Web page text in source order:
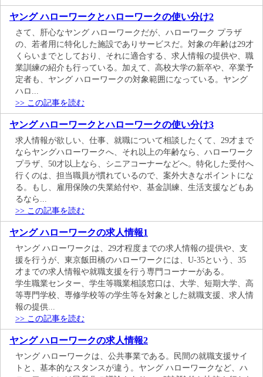
ヤング ハローワークとハローワークの使い分け2
さて、肝心なヤング ハローワークだが、ハローワーク プラザ
の、若者用に特化した施設でありサービスだ。対象の年齢は29才
くらいまでとしており、それに適合する、求人情報の提供や、職
業訓練の紹介も行っている。加えて、高校大学の新卒や、卒業予
定者も、ヤング ハローワークの対象範囲になっている。ヤング
ハロ...
>> この記事を読む
ヤング ハローワークとハローワークの使い分け3
求人情報が欲しい、仕事、就職について相談したくて、29才まで
ならヤングハローワークへ、それ以上の年齢なら、ハローワーク
プラザ、50才以上なら、シニアコーナーなどへ。特化した受付へ
行くのは、担当職員が慣れているので、案外大きなポイントにな
る。もし、雇用保険の失業給付や、基金訓練、生活支援などもあ
るなら...
>> この記事を読む
ヤング ハローワークの求人情報1
ヤング ハローワークは、29才程度までの求人情報の提供や、支
援を行うが、東京飯田橋のハローワークには、U-35という、35
才までの求人情報や就職支援を行う専門コーナーがある。
学生職業センター、学生等職業相談窓口は、大学、短期大学、高
等専門学校、専修学校等の学生等を対象とした就職支援、求人情
報の提供...
>> この記事を読む
ヤング ハローワークの求人情報2
ヤング ハローワークは、公共事業である。民間の就職支援サイ
トと、基本的なスタンスが違う。ヤング ハローワークなど、ハ